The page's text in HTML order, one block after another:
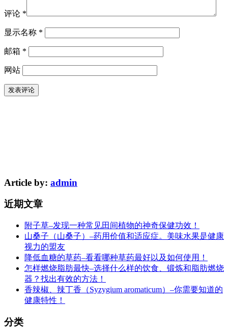
评论 *
显示名称 *
邮箱 *
网站
Article by: admin
近期文章
附子草–发现一种常见田间植物的神奇保健功效！
山桑子（山桑子）–药用价值和适应症。美味水果是健康
视力的盟友
降低血糖的草药–看看哪种草药最好以及如何使用！
怎样燃烧脂肪最快–选择什么样的饮食、锻炼和脂肪燃烧
器？找出有效的方法！
香辣椒、辣丁香（Syzygium aromaticum）–你需要知道的
健康特性！
分类